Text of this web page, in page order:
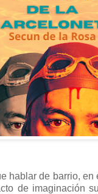
hablar de barrio, en
de imaginación